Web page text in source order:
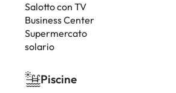
Salotto con TV
Business Center
Supermercato
solario
Piscine